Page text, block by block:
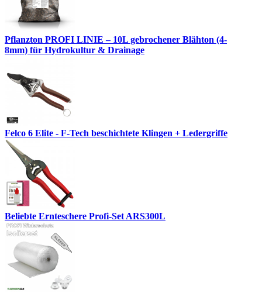
Pflanzton PROFI LINIE – 10L gebrochener Blähton (4-
8mm) für Hydrokultur & Drainage
Felco 6 Elite - F-Tech beschichtete Klingen + Ledergriffe
Beliebte Ernteschere Profi-Set ARS300L